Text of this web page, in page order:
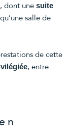
, dont une suite
salle de
de cette
, entre